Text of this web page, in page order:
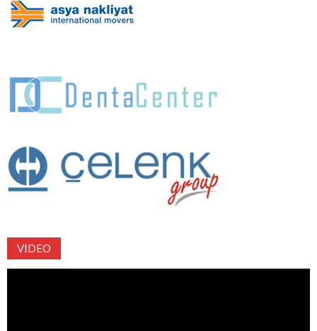
VIDEO